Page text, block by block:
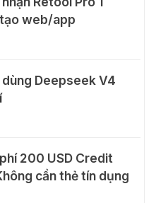
web/app
Deepseek V4
200 USD Credit
cần thẻ tín dụng